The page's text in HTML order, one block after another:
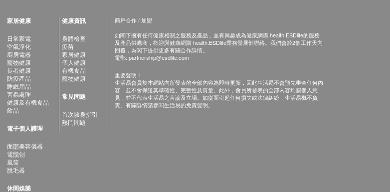
家居健康
日常家電
空氣淨化
廚房電器
寵物健康
長者健康
防疫產品
睡眠用品
害蟲處理
健康及有機食品
飲品
電子個人護理
面部美容儀器
電鬚刨
風筒
脫毛器
休閑娛樂
健康資訊
身體檢查
疫苗
家居健康
個人健康
有機食品
寵物健康
常見問題
首次驗身指引
熱門問題
商戶合作 / 加盟
如閣下擁有任何健康相關之服務及產品，並有興趣成為健康網購 health.ESDlife的服務
及產品供應商，歡迎與健康網購 health.ESDlife業務發展部聯絡。我們會於2個工作天內
回覆，為閣下提供更多有關合作詳情。
電郵: partnership@esdlife.com
重要聲明：
生活易會員於本網站內所發表的全部內容為即時更新，因此生活易不會預先審查任何內
容，並不會保證其準確性、完整性及質量。此外，會員所發表的全部內容均屬個人意
見，並不代表生活易之言論及立場。如從而引起任何損失或法律糾紛，生活易概不負
責。有關詳情請參閱生活易的免責聲明。